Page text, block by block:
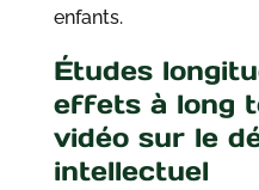
enfants.
Études
effets à long
vidéo sur le
intellectuel